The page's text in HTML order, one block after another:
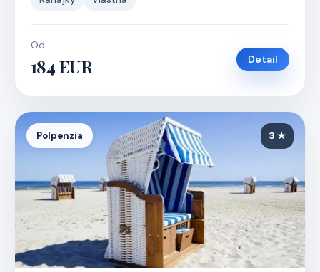
Od
184 EUR Detail
Polpenzia 3 ★